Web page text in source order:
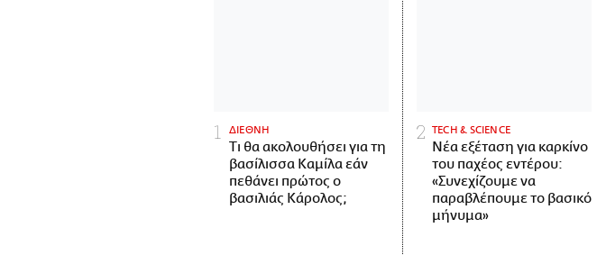
ΔΙΕΘΝΗ
Τι θα ακολουθήσει για τη
βασίλισσα Καμίλα εάν
πεθάνει πρώτος ο
βασιλιάς Κάρολος;
ΤECH & SCIENCE
Νέα εξέταση για καρκίνο
του παχέος εντέρου:
«Συνεχίζουμε να
παραβλέπουμε το βασικό
μήνυμα»